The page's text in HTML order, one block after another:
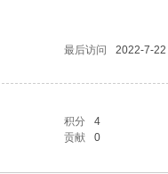
最后访问
2022-7-
积分
4
贡献 0